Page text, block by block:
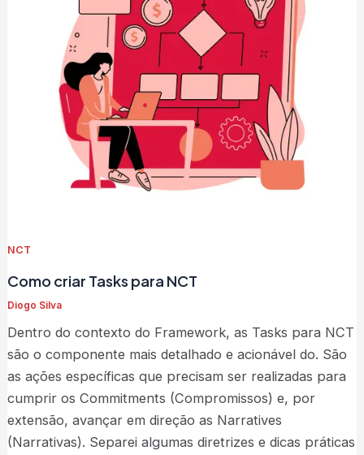
NCT
Como criar Tasks para NCT
Diogo Silva
Dentro do contexto do Framework, as Tasks para NCT
são o componente mais detalhado e acionável do. São
as ações específicas que precisam ser realizadas para
cumprir os Commitments (Compromissos) e, por
extensão, avançar em direção as Narratives
(Narrativas). Separei algumas diretrizes e dicas práticas